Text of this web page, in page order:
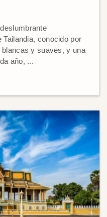
conocido por
y suaves, y una
año, ...